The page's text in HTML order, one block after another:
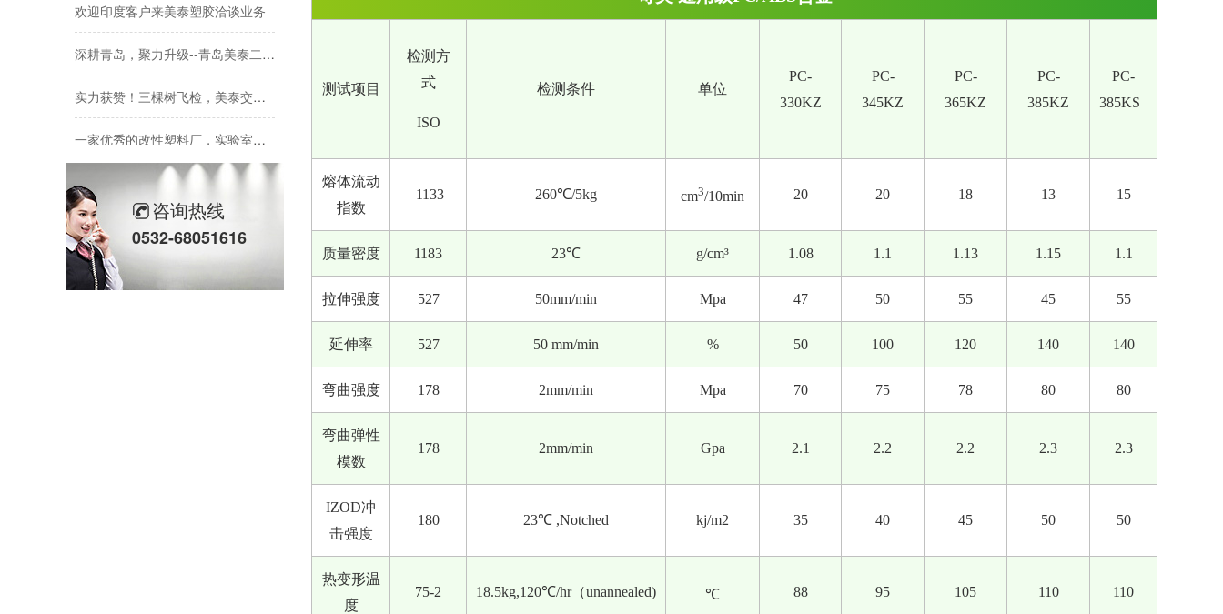
测试项目
检测方
式
ISO
检测条件 单位
PC-
330KZ
PC-
345KZ
PC-
365KZ
PC-
385KZ
PC-
385KS
熔体流动
指数
1133 260℃/5kg cm3/10min 20 20 18 13 15
质量密度 1183 23℃ g/cm³ 1.08 1.1 1.13 1.15 1.1
拉伸强度 527 50mm/min Mpa 47 50 55 45 55
延伸率 527 50 mm/min % 50 100 120 140 140
弯曲强度 178 2mm/min Mpa 70 75 78 80 80
弯曲弹性
模数
178 2mm/min Gpa 2.1 2.2 2.2 2.3 2.3
IZOD冲
击强度
180 23℃ ,Notched kj/m2 35 40 45 50 50
热变形温
度
75-2 18.5kg,120℃/hr（unannealed) ℃ 88 95 105 110 110
咨询热线
0532-68051616